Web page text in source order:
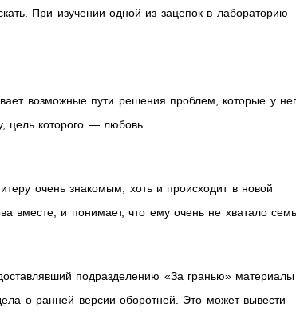
При изучении одной из зацепок в лабораторию
возможные пути решения проблем, которые у
цель которого — любовь.
очень знакомым, хоть и происходит в новой
вместе, и понимает, что ему очень не хватало
подразделению «За гранью»
о ранней версии оборотней. Это может вывести